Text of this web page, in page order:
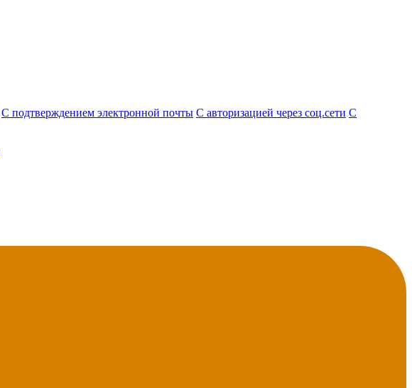
С подтверждением электронной почты С авторизацией через соц.сети С